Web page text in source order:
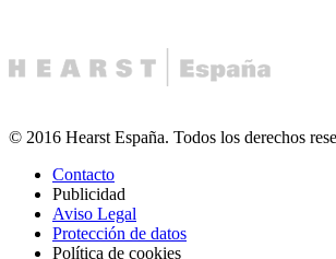
© 2016 Hearst España. Todos los derechos
Contacto
Publicidad
Aviso Legal
Protección de datos
Política de cookies